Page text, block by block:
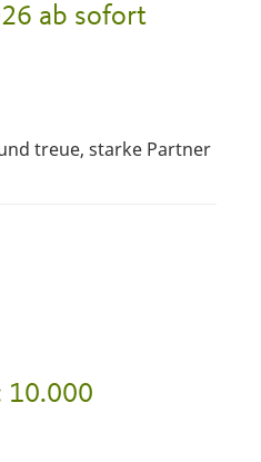
ab sofort
treue, starke Partner
10.000